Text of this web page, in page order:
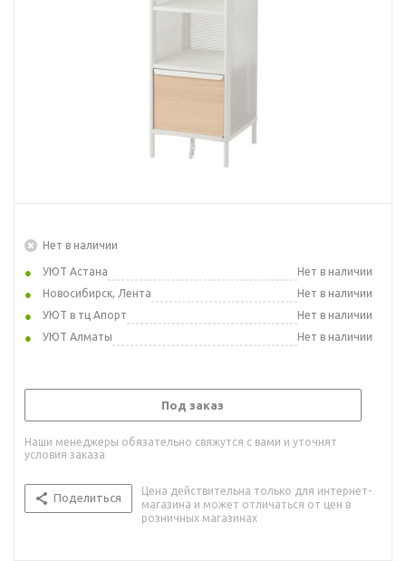
Нет в наличии
УЮТ Астана
Нет в наличии
Новосибирск, Лента
Нет в наличии
УЮТ в тц Апорт
Нет в наличии
УЮТ Алматы
Нет в наличии
Под заказ
Наши менеджеры обязательно свяжутся с вами и уточнят
условия заказа
Поделиться
Цена действительна только для интернет-
магазина и может отличаться от цен в
розничных магазинах